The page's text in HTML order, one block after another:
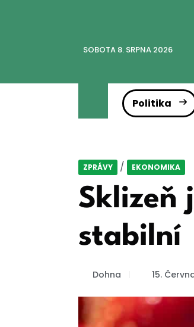
SOBOTA 8. SRPNA 2026
Politika
ZPRÁVY / EKONOMIKA
Sklizeň
stabilní
Dohna 15.